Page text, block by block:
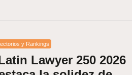
y Rankings
Lawyer 250 2026